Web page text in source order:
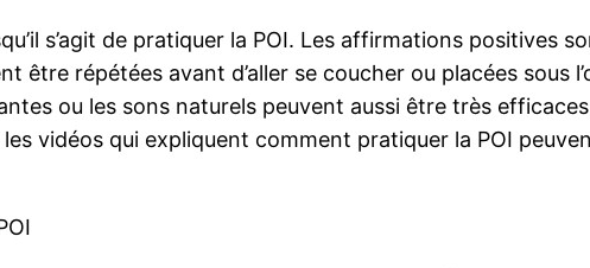
s’agit de pratiquer la POI. Les affirmations positives
être répétées avant d’aller se coucher ou placées sous
ou les sons naturels peuvent aussi être très
vidéos qui expliquent comment pratiquer la POI